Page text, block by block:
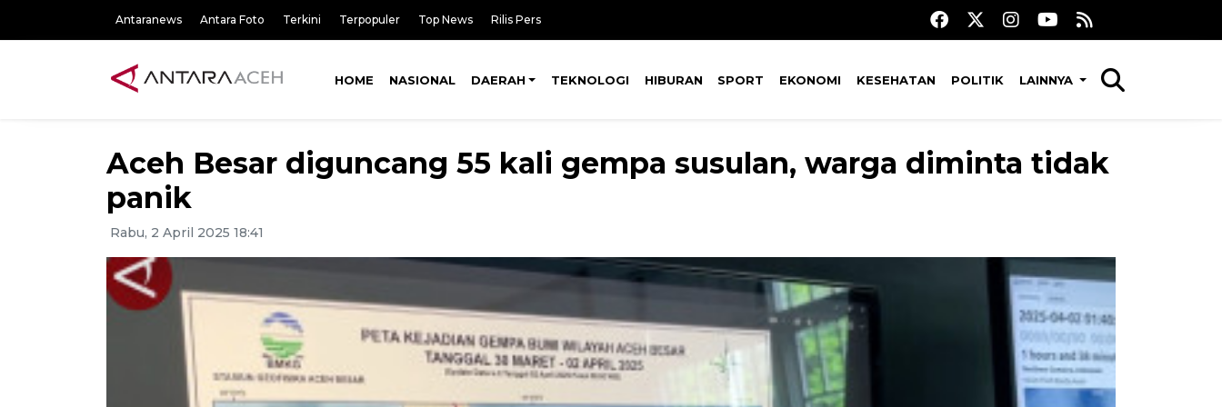
Antaranews Antara Foto Terkini Terpopuler Top News Rilis Pers
HOME NASIONAL DAERAH TEKNOLOGI HIBURAN SPORT EKONOMI KESEHATAN POLITIK LAINNYA
Aceh Besar diguncang 55 kali gempa susulan, warga diminta tidak
panik
Rabu, 2 April 2025 18:41